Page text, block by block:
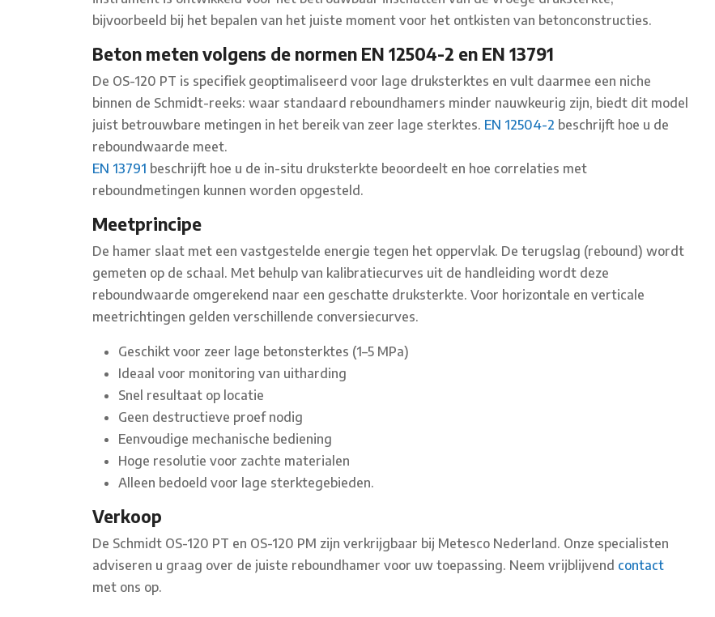
bijvoorbeeld bij het bepalen van het juiste moment voor het ontkisten van betonconstructies.
Beton meten volgens de normen EN 12504-2 en EN 13791
De OS-120 PT is specifiek geoptimaliseerd voor lage druksterktes en vult daarmee een niche
binnen de Schmidt-reeks: waar standaard reboundhamers minder nauwkeurig zijn, biedt dit model
juist betrouwbare metingen in het bereik van zeer lage sterktes. EN 12504-2 beschrijft hoe u de
reboundwaarde meet.
EN 13791 beschrijft hoe u de in-situ druksterkte beoordeelt en hoe correlaties met
reboundmetingen kunnen worden opgesteld.
Meetprincipe
De hamer slaat met een vastgestelde energie tegen het oppervlak. De terugslag (rebound) wordt
gemeten op de schaal. Met behulp van kalibratiecurves uit de handleiding wordt deze
reboundwaarde omgerekend naar een geschatte druksterkte. Voor horizontale en verticale
meetrichtingen gelden verschillende conversiecurves.
Geschikt voor zeer lage betonsterktes (1–5 MPa)
Ideaal voor monitoring van uitharding
Snel resultaat op locatie
Geen destructieve proef nodig
Eenvoudige mechanische bediening
Hoge resolutie voor zachte materialen
Alleen bedoeld voor lage sterktegebieden.
Verkoop
De Schmidt OS-120 PT en OS-120 PM zijn verkrijgbaar bij Metesco Nederland. Onze specialisten
adviseren u graag over de juiste reboundhamer voor uw toepassing. Neem vrijblijvend contact
met ons op.